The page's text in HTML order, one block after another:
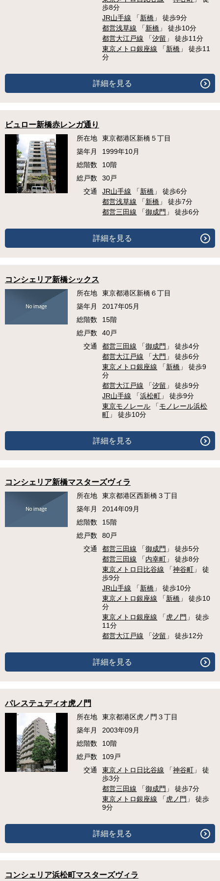
歩8分
JR山手線 「新橋 」 徒歩9分
都営浅草線 「新橋 」 徒歩10分
都営大江戸線 「汐留 」 徒歩11分
東京メトロ銀座線 「新橋 」 徒歩11
分
詳細を見る
ビュロー新橋赤レンガ通り
所在地
東京都港区新橋５丁目
築年月
1999年10月
総階数
10階
総戸数
30戸
交通
JR山手線 「新橋 」 徒歩6分
都営浅草線 「新橋 」 徒歩7分
都営三田線 「御成門 」 徒歩6分
詳細を見る
コンシェリア新橋シックス
所在地
東京都港区新橋６丁目
築年月
2017年05月
総階数
15階
総戸数
40戸
交通
都営三田線 「御成門 」 徒歩4分
都営大江戸線 「大門 」 徒歩6分
東京メトロ銀座線 「新橋 」 徒歩9
分
都営大江戸線 「汐留 」 徒歩9分
JR山手線 「浜松町 」 徒歩9分
東京モノレール 「モノレール浜松
町 」 徒歩10分
詳細を見る
コンシェリア新橋マスターズヴィラ
所在地
東京都港区西新橋３丁目
築年月
2014年09月
総階数
15階
総戸数
80戸
交通
都営三田線 「御成門 」 徒歩5分
都営三田線 「内幸町 」 徒歩8分
東京メトロ日比谷線 「神谷町 」 徒
歩9分
JR山手線 「新橋 」 徒歩10分
東京メトロ銀座線 「新橋 」 徒歩10
分
東京メトロ銀座線 「 虎ノ門 」 徒歩
11分
都営大江戸線 「汐留 」 徒歩12分
詳細を見る
パレステュディオ虎ノ門
所在地
東京都港区虎ノ門３丁目
築年月
2003年09月
総階数
10階
総戸数
109戸
交通
東京メトロ日比谷線 「神谷町 」 徒
歩3分
都営三田線 「御成門 」 徒歩7分
東京メトロ銀座線 「 虎ノ門 」 徒歩
9分
詳細を見る
コンシェリア浜松町マスターズヴィラ